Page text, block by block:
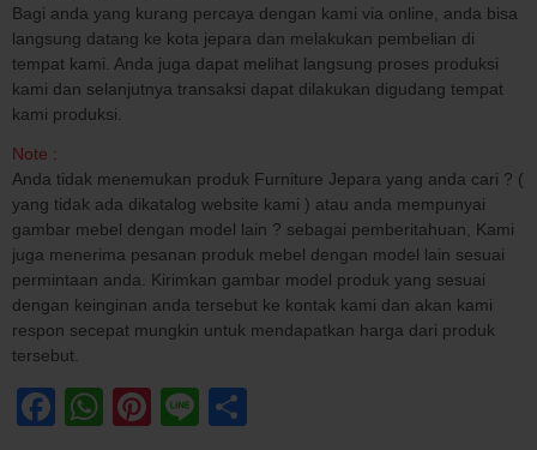
Bagi anda yang kurang percaya dengan kami via online, anda bisa
langsung datang ke kota jepara dan melakukan pembelian di
tempat kami. Anda juga dapat melihat langsung proses produksi
kami dan selanjutnya transaksi dapat dilakukan digudang tempat
kami produksi.
Note :
Anda tidak menemukan produk Furniture Jepara yang anda cari ? (
yang tidak ada dikatalog website kami ) atau anda mempunyai
gambar mebel dengan model lain ? sebagai pemberitahuan, Kami
juga menerima pesanan produk mebel dengan model lain sesuai
permintaan anda. Kirimkan gambar model produk yang sesuai
dengan keinginan anda tersebut ke kontak kami dan akan kami
respon secepat mungkin untuk mendapatkan harga dari produk
tersebut.
Facebook
WhatsApp
Pinterest
Line